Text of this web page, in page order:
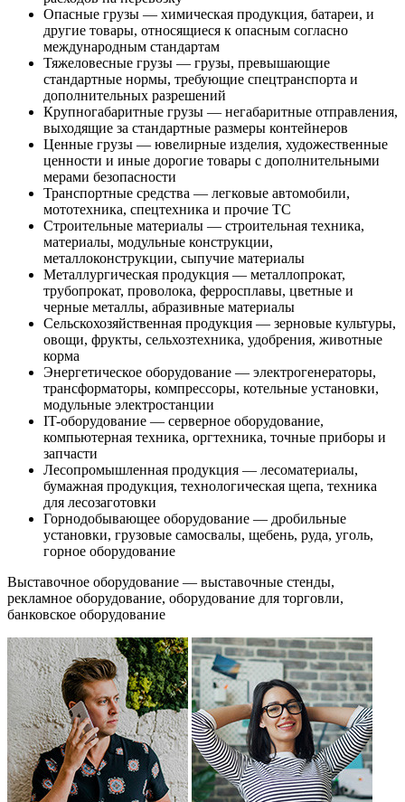
Опасные грузы — химическая продукция, батареи, и
другие товары, относящиеся к опасным согласно
международным стандартам
Тяжеловесные грузы — грузы, превышающие
стандартные нормы, требующие спецтранспорта и
дополнительных разрешений
Крупногабаритные грузы — негабаритные отправления,
выходящие за стандартные размеры контейнеров
Ценные грузы — ювелирные изделия, художественные
ценности и иные дорогие товары с дополнительными
мерами безопасности
Транспортные средства — легковые автомобили,
мототехника, спецтехника и прочие ТС
Строительные материалы — строительная техника,
материалы, модульные конструкции,
металлоконструкции, сыпучие материалы
Металлургическая продукция — металлопрокат,
трубопрокат, проволока, ферросплавы, цветные и
черные металлы, абразивные материалы
Сельскохозяйственная продукция — зерновые культуры,
овощи, фрукты, сельхозтехника, удобрения, животные
корма
Энергетическое оборудование — электрогенераторы,
трансформаторы, компрессоры, котельные установки,
модульные электростанции
IT-оборудование — серверное оборудование,
компьютерная техника, оргтехника, точные приборы и
запчасти
Лесопромышленная продукция — лесоматериалы,
бумажная продукция, технологическая щепа, техника
для лесозаготовки
Горнодобывающее оборудование — дробильные
установки, грузовые самосвалы, щебень, руда, уголь,
горное оборудование
Выставочное оборудование — выставочные стенды,
рекламное оборудование, оборудование для торговли,
банковское оборудование